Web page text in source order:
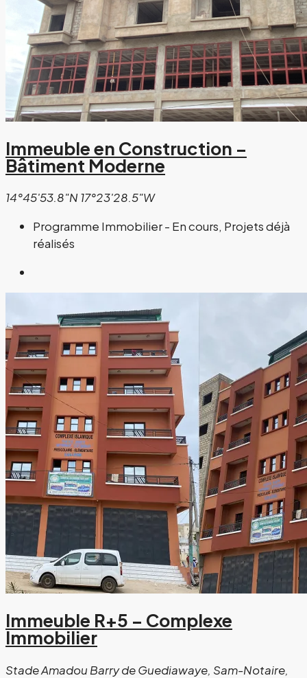
Immeuble en Construction –
Bâtiment Moderne
14°45'53.8"N 17°23'28.5"W
Programme Immobilier - En cours, Projets déjà
réalisés
Immeuble R+5 – Complexe
Immobilier
Stade Amadou Barry de Guediawaye, Sam-Notaire,